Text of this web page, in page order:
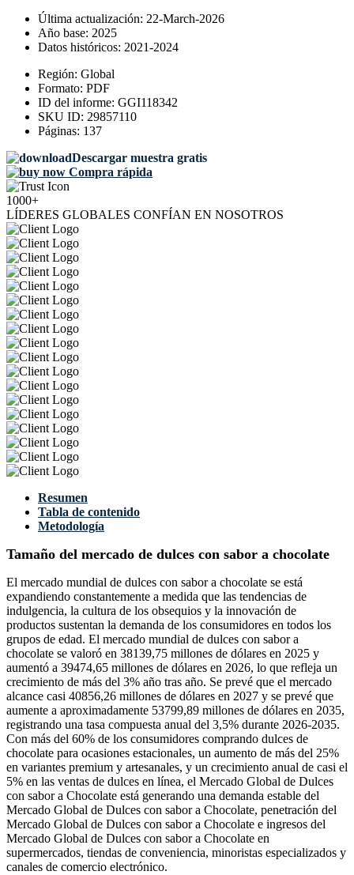
Última actualización: 22-March-2026
Año base: 2025
Datos históricos: 2021-2024
Región: Global
Formato: PDF
ID del informe: GGI118342
SKU ID: 29857110
Páginas: 137
Descargar muestra gratis
Compra rápida
1000+
LÍDERES GLOBALES CONFÍAN EN NOSOTROS
Resumen
Tabla de contenido
Metodología
Tamaño del mercado de dulces con sabor a chocolate
El mercado mundial de dulces con sabor a chocolate se está
expandiendo constantemente a medida que las tendencias de
indulgencia, la cultura de los obsequios y la innovación de
productos sustentan la demanda de los consumidores en todos los
grupos de edad. El mercado mundial de dulces con sabor a
chocolate se valoró en 38139,75 millones de dólares en 2025 y
aumentó a 39474,65 millones de dólares en 2026, lo que refleja un
crecimiento de más del 3% año tras año. Se prevé que el mercado
alcance casi 40856,26 millones de dólares en 2027 y se prevé que
aumente a aproximadamente 53799,89 millones de dólares en 2035,
registrando una tasa compuesta anual del 3,5% durante 2026-2035.
Con más del 60% de los consumidores comprando dulces de
chocolate para ocasiones estacionales, un aumento de más del 25%
en variantes premium y artesanales, y un crecimiento anual de casi el
5% en las ventas de dulces en línea, el Mercado Global de Dulces
con sabor a Chocolate está generando una demanda estable del
Mercado Global de Dulces con sabor a Chocolate, penetración del
Mercado Global de Dulces con sabor a Chocolate e ingresos del
Mercado Global de Dulces con sabor a Chocolate en
supermercados, tiendas de conveniencia, minoristas especializados y
canales de comercio electrónico.